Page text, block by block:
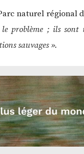
naturel régional
le problème ; ils
sauvages ».